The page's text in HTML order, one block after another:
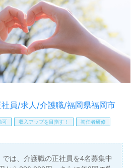
員/求人/介護職/福岡県福岡市
可 収入アップを目指す！ 初任者研修
では、介護職の正社員を4名募集中